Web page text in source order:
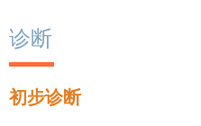
诊断
初步诊断